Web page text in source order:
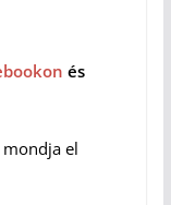
és
mondja el